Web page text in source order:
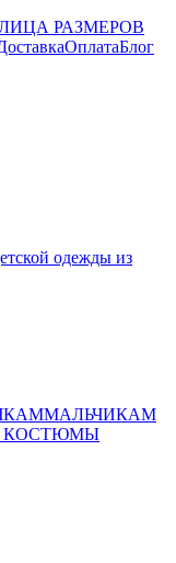
РАЗМЕРОВ
ОплатаБлог
МАЛЬЧИКАМ
КОСТЮМЫ